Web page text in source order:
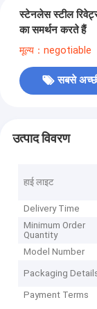
स्टेनलेस स्टील रिवेट्स
का समर्थन करते हैं
मूल्य：negotiable
सबसे
उत्पाद विवरण
हाई लाइट
Delivery Time
Minimum Order
Quantity
Model Number
Packaging
Payment Terms